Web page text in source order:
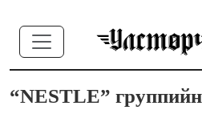
“NESTLE”